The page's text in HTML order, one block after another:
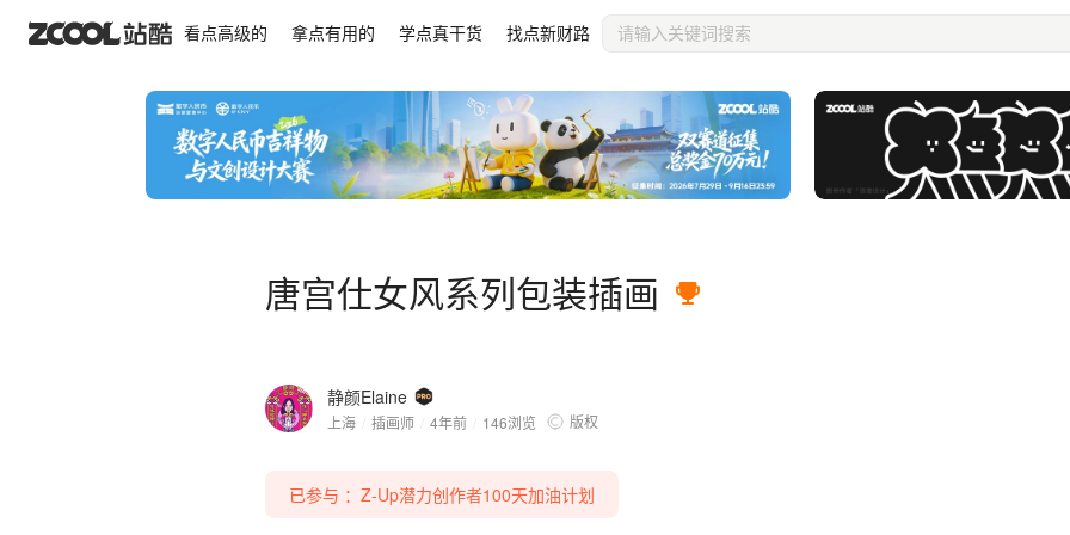
看点高级的 拿点有用的 学点真干货 找点新财路
唐宫仕女风系列包装插画
静颜Elaine
上海 插画师 4年前 146浏览 版权
唐宫仕女风系列包装插画
已参与 ：Z-Up潜力创作者100天加油计划